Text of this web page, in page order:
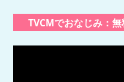
TVCMでおなじみ：